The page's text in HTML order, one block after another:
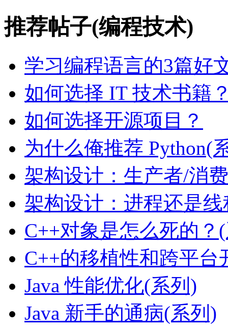
推荐帖子(编程技术)
学习编程语言的3篇好
如何选择 IT 技术书籍
如何选择开源项目？
为什么俺推荐 Python(
架构设计：生产者/消
架构设计：进程还是线
C++对象是怎么死的？
C++的移植性和跨平台
Java 性能优化(系列)
Java 新手的通病(系列)